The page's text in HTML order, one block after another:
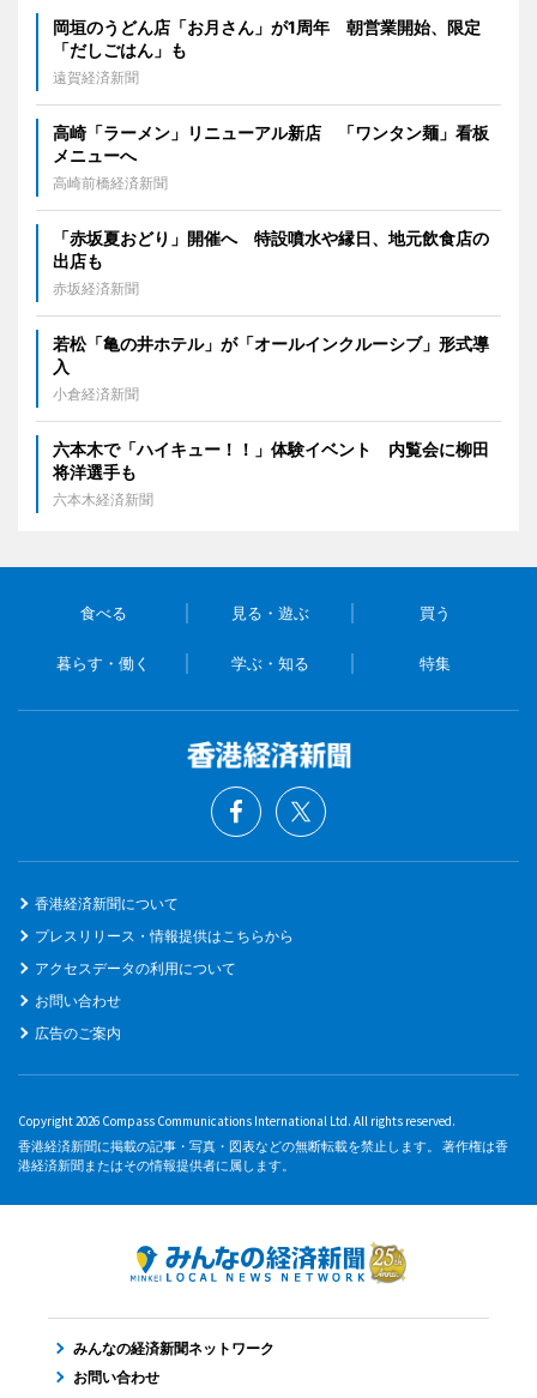
岡垣のうどん店「お月さん」が1周年 朝営業開始、限定
「だしごはん」も
遠賀経済新聞
高崎「ラーメン」リニューアル新店 「ワンタン麺」看板
メニューへ
高崎前橋経済新聞
「赤坂夏おどり」開催へ 特設噴水や縁日、地元飲食店の
出店も
赤坂経済新聞
若松「亀の井ホテル」が「オールインクルーシブ」形式導
入
小倉経済新聞
六本木で「ハイキュー！！」体験イベント 内覧会に柳田
将洋選手も
六本木経済新聞
食べる 見る・遊ぶ 買う
暮らす・働く 学ぶ・知る 特集
香港経済新聞について
プレスリリース・情報提供はこちらから
アクセスデータの利用について
お問い合わせ
広告のご案内
Copyright 2026 Compass Communications International Ltd. All rights reserved.
香港経済新聞に掲載の記事・写真・図表などの無断転載を禁止します。 著作権は香
港経済新聞またはその情報提供者に属します。
みんなの経済新聞ネットワーク
お問い合わせ